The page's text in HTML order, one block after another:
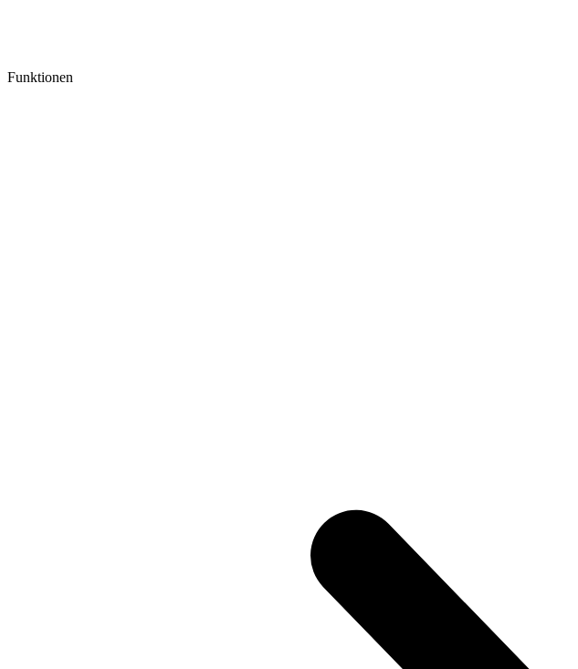
Funktionen